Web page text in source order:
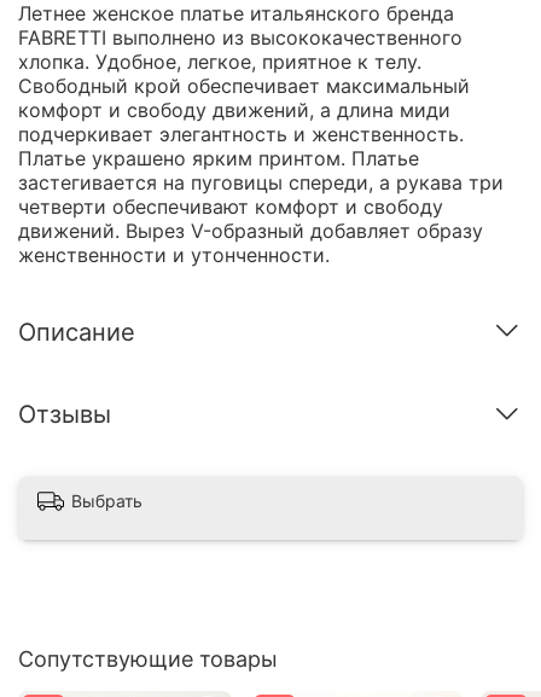
Летнее женское платье итальянского бренда
FABRETTI выполнено из высококачественного
хлопка. Удобное, легкое, приятное к телу.
Свободный крой обеспечивает максимальный
комфорт и свободу движений, а длина миди
подчеркивает элегантность и женственность.
Платье украшено ярким принтом. Платье
застегивается на пуговицы спереди, а рукава три
четверти обеспечивают комфорт и свободу
движений. Вырез V-образный добавляет образу
женственности и утонченности.
Описание
Отзывы
Выбрать
Сопутствующие товары